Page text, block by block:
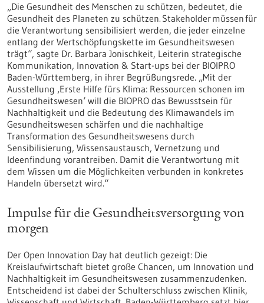
„Die Gesundheit des Menschen zu schützen, bedeutet, die
Gesundheit des Planeten zu schützen. Stakeholder müssen für
die Verantwortung sensibilisiert werden, die jeder einzelne
entlang der Wertschöpfungskette im Gesundheitswesen
trägt“, sagte Dr. Barbara Jonischkeit, Leiterin strategische
Kommunikation, Innovation & Start-ups bei der BIOIPRO
Baden-Württemberg, in ihrer Begrüßungsrede. „Mit der
Ausstellung ‚Erste Hilfe fürs Klima: Ressourcen schonen im
Gesundheitswesen‘ will die BIOPRO das Bewusstsein für
Nachhaltigkeit und die Bedeutung des Klimawandels im
Gesundheitswesen schärfen und die nachhaltige
Transformation des Gesundheitswesens durch
Sensibilisierung, Wissensaustausch, Vernetzung und
Ideenfindung vorantreiben. Damit die Verantwortung mit
dem Wissen um die Möglichkeiten verbunden in konkretes
Handeln übersetzt wird.“
Impulse für die Gesundheitsversorgung von
morgen
Der Open Innovation Day hat deutlich gezeigt: Die
Kreislaufwirtschaft bietet große Chancen, um Innovation und
Nachhaltigkeit im Gesundheitswesen zusammenzudenken.
Entscheidend ist dabei der Schulterschluss zwischen Klinik,